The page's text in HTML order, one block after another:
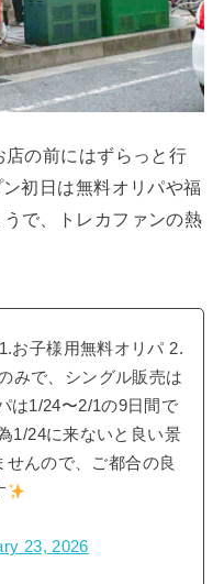
の前にはずらっと行
初日は無料オリパや福
で、トレカファンの熱
お子様用無料オリパ 2.
みで、シングル販売は
は1/24〜2/1の9日間で
1/24に来ないと良い景
んので、ご都合の良
23, 2026